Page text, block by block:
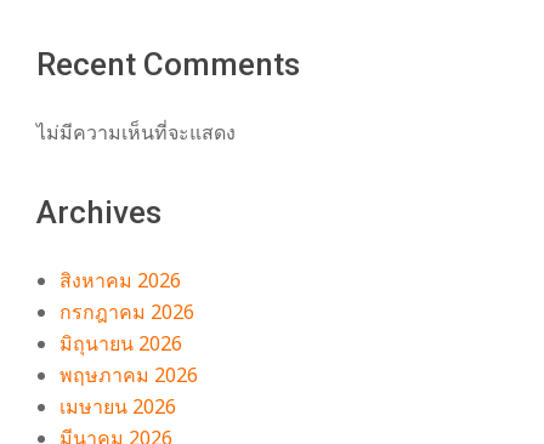
Recent Comments
ไม่มีความเห็นที่จะแสดง
Archives
สิงหาคม 2026
กรกฎาคม 2026
มิถุนายน 2026
พฤษภาคม 2026
เมษายน 2026
มีนาคม 2026